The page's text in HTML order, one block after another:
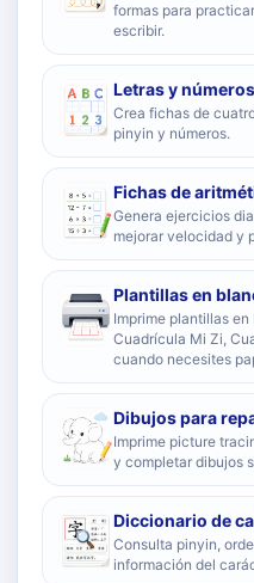
formas para
escribir.
Letras y números
Crea fichas de
pinyin y números.
Fichas de
Genera ejercicios
mejorar velocidad y
Plantillas en
Imprime plantillas
Cuadrícula Mi Zi,
cuando necesites
Dibujos para
Imprime picture
y completar dibujos
Diccionario de
Consulta pinyin,
información del